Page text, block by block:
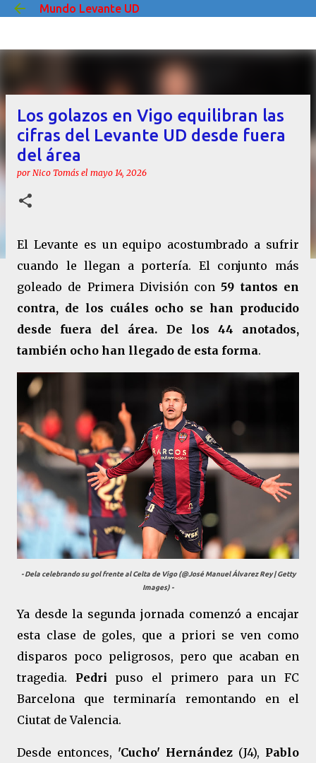
Ir al contenido principal
Mundo Levante UD
Los golazos en Vigo equilibran las
cifras del Levante UD desde fuera
del área
por Nico Tomás el mayo 14, 2026
El Levante es un equipo acostumbrado a sufrir
cuando le llegan a portería. El conjunto más
goleado de Primera División con 59 tantos en
contra, de los cuáles ocho se han producido
desde fuera del área. De los 44 anotados,
también ocho han llegado de esta forma.
- Dela celebrando su gol frente al Celta de Vigo (@José Manuel Álvarez Rey | Getty
Images) -
Ya desde la segunda jornada comenzó a encajar
esta clase de goles, que a priori se ven como
disparos poco peligrosos, pero que acaban en
tragedia. Pedri puso el primero para un FC
Barcelona que terminaría remontando en el
Ciutat de Valencia.
Desde entonces, 'Cucho' Hernández (J4), Pablo